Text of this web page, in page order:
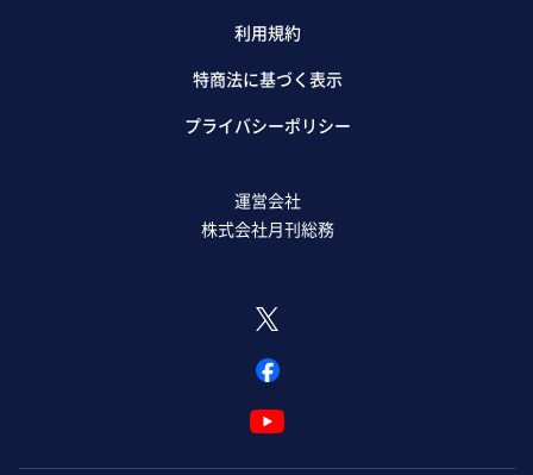
利用規約
特商法に基づく表示
プライバシーポリシー
運営会社
株式会社月刊総務